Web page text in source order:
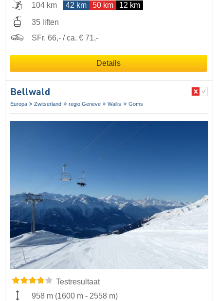
104 km
42 km 50 km 12 km
35 liften
SFr. 66,- / ca. € 71,-
Details
Bellwald
Europa Zwitserland regio Geneve Wallis Goms
Testresultaat
958 m (1600 m - 2558 m)